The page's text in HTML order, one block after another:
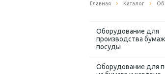
Главная Каталог
Оборудование для
производства
посуды
Оборудование для